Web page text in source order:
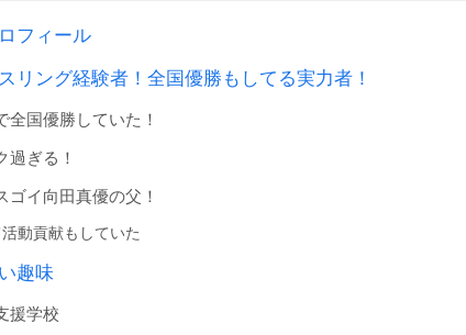
フィール
リング経験者！全国優勝もしてる実力者！
全国優勝していた！
過ぎる！
ゴイ向田真優の父！
動貢献もしていた
趣味
援学校